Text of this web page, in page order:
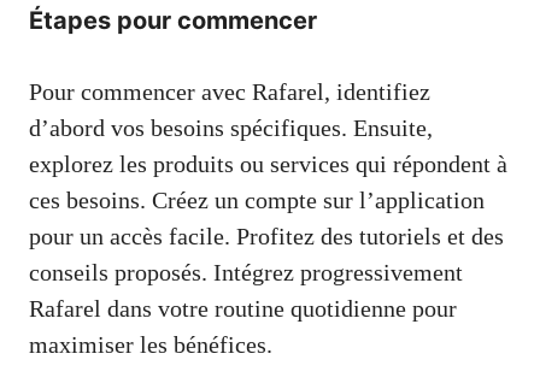
Étapes pour commencer
Pour commencer avec Rafarel, identifiez
d’abord vos besoins spécifiques. Ensuite,
explorez les produits ou services qui répondent à
ces besoins. Créez un compte sur l’application
pour un accès facile. Profitez des tutoriels et des
conseils proposés. Intégrez progressivement
Rafarel dans votre routine quotidienne pour
maximiser les bénéfices.